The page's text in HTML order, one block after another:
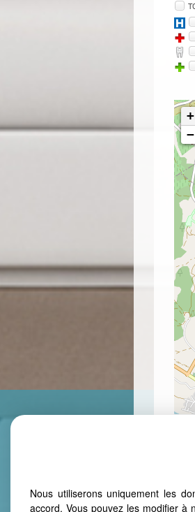
+
−
Nous utiliserons uniquement les
accord. Vous pouvez les modifier à